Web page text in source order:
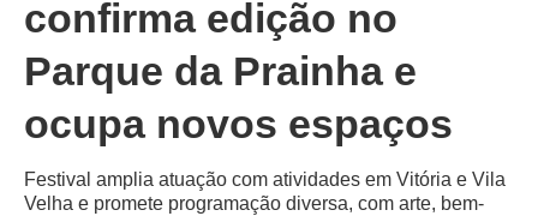
confirma edição no
Parque da Prainha e
ocupa novos espaços
Festival amplia atuação com atividades em Vitória e Vila
Velha e promete programação diversa, com arte, bem-